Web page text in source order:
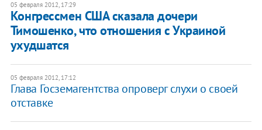
05 февраля 2012, 17:29
Конгрессмен США сказала дочери
Тимошенко, что отношения с Украиной
ухудшатся
05 февраля 2012, 17:12
Глава Госземагентства опроверг слухи о своей
отставке